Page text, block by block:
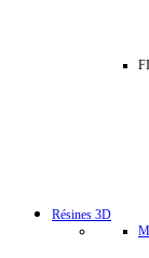
Résines 3D